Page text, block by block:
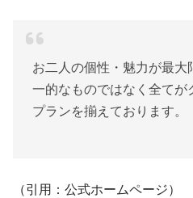
お二人の個性・魅力が最
一的なものではなく全てが
プランを揃えております。
（引用：公式ホームページ）